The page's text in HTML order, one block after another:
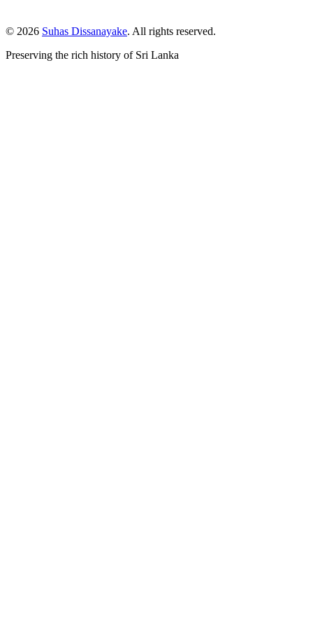
© 2026 Suhas Dissanayake. All rights reserved.
Preserving the rich history of Sri Lanka